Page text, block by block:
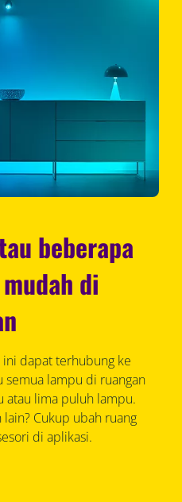
beberapa
di
dapat terhubung ke
semua lampu di ruangan
atau lima puluh lampu.
Cukup ubah ruang
di aplikasi.